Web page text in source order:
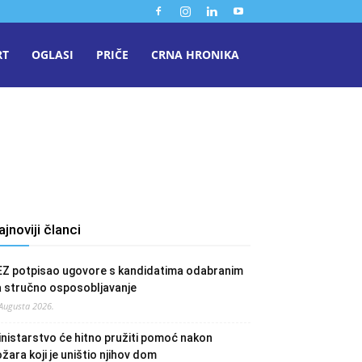
OGLASI PRIČE CRNA HRONIKA
članci
potpisao ugovore s kandidatima odabranim
stručno osposobljavanje
2026.
će hitno pružiti pomoć nakon
koji je uništio njihov dom